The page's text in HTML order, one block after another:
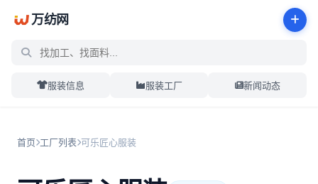
万纺网
服装信息 服装工厂 新闻动态
首页 工厂列表 可乐匠心服装